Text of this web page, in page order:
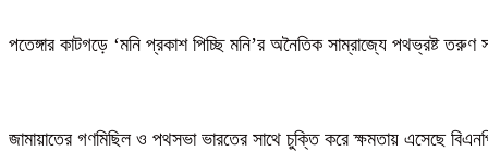
পতেঙ্গার কাটগড়ে ‘মনি প্রকাশ পিচ্ছি মনি’র অনৈতিক সাম্রাজ্যে পথভ্রষ্ট তরুণ
জামায়াতের গণমিছিল ও পথসভা ভারতের সাথে চুক্তি করে ক্ষমতায় এসেছে